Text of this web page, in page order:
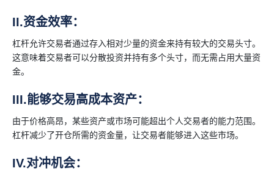
II.资金效率：
杠杆允许交易者通过存入相对少量的资金来持有较大的交易头寸。
这意味着交易者可以分散投资并持有多个头寸，而无需占用大量资
金。
III.能够交易高成本资产：
由于价格高昂，某些资产或市场可能超出个人交易者的能力范围。
杠杆减少了开仓所需的资金量，让交易者能够进入这些市场。
IV.对冲机会：